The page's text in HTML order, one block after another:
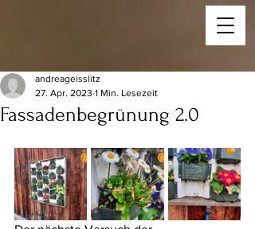
Fassadenbegrünung 2.0
andreageisslitz
27. Apr. 2023 1 Min. Lesezeit